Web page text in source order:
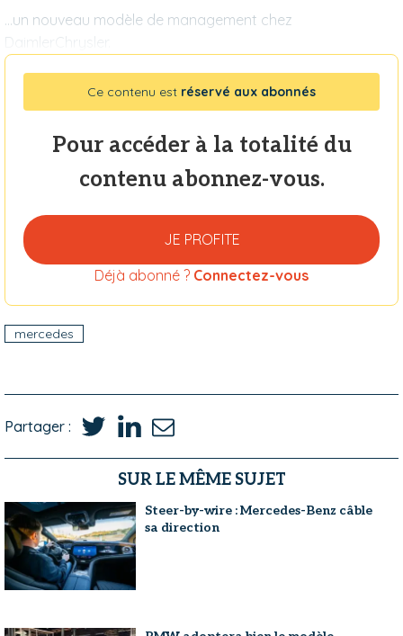
...un nouveau modèle de management chez
DaimlerChrysler.
Ce contenu est réservé aux abonnés
Pour accéder à la totalité du
contenu abonnez-vous.
JE PROFITE
Déjà abonné ? Connectez-vous
mercedes
Partager :
SUR LE MÊME SUJET
Steer-by-wire : Mercedes-Benz câble
sa direction